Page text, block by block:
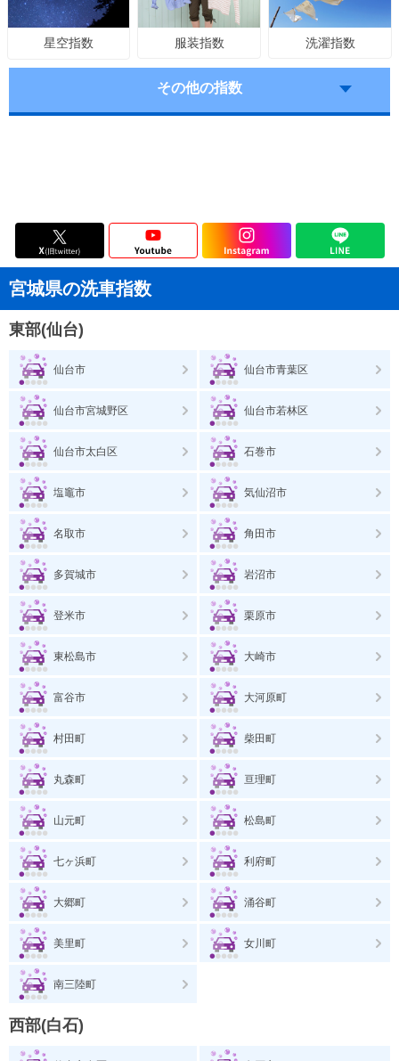
星空指数 服装指数 洗濯指数
その他の指数
宮城県の洗車指数
東部(仙台)
仙台市 仙台市青葉区
仙台市宮城野区 仙台市若林区
仙台市太白区 石巻市
塩竈市 気仙沼市
名取市 角田市
多賀城市 岩沼市
登米市 栗原市
東松島市 大崎市
富谷市 大河原町
村田町 柴田町
丸森町 亘理町
山元町 松島町
七ヶ浜町 利府町
大郷町 涌谷町
美里町 女川町
南三陸町
西部(白石)